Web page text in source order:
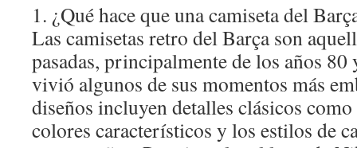
1. ¿Qué hace que una camiseta del
Las camisetas retro del Barça son
pasadas, principalmente de los años
vivió algunos de sus momentos más
diseños incluyen detalles clásicos
colores característicos y los estilos de